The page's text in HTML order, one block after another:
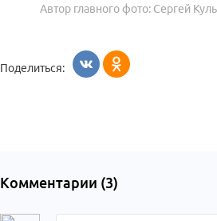
Автор главного фото: Сергей
Поделиться:
Комментарии (3)